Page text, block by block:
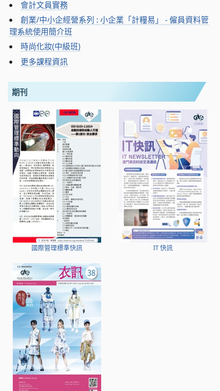
會計文員實務
創業/中小企經營系列 : 小企業「計糧易」 - 僱員資料管
理系統使用簡介班
時尚化妝(中級班)
更多課程資訊
期刊
國際管理標準快訊 IT 快訊